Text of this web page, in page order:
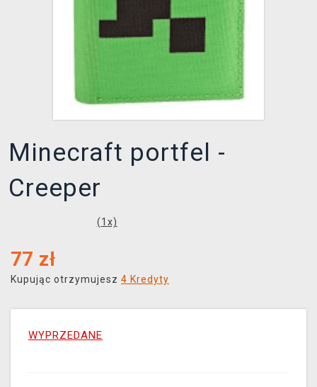
Minecraft portfel -
Creeper
(1 x)
77 zł
Kupując otrzymujesz 4 Kredyty
WYPRZEDANE